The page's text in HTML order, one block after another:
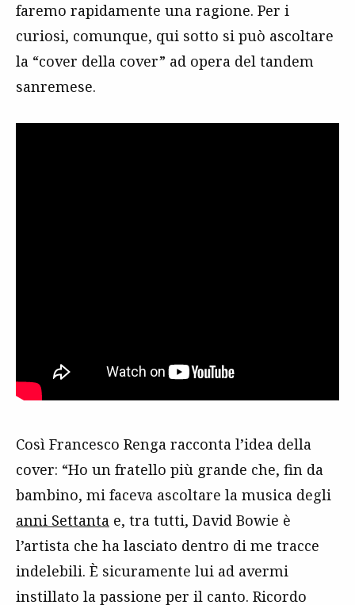
faremo rapidamente una ragione. Per i
curiosi, comunque, qui sotto si può ascoltare
la “cover della cover” ad opera del tandem
sanremese.
Così Francesco Renga racconta l’idea della
cover: “Ho un fratello più grande che, fin da
bambino, mi faceva ascoltare la musica degli
anni Settanta e, tra tutti, David Bowie è
l’artista che ha lasciato dentro di me tracce
indelebili. È sicuramente lui ad avermi
instillato la passione per il canto. Ricordo